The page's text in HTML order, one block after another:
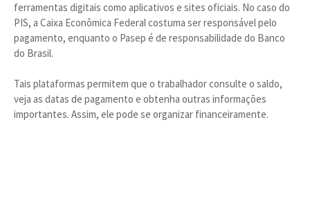
ferramentas digitais como aplicativos e sites oficiais. No caso do
PIS, a Caixa Econômica Federal costuma ser responsável pelo
pagamento, enquanto o Pasep é de responsabilidade do Banco
do Brasil.
Tais plataformas permitem que o trabalhador consulte o saldo,
veja as datas de pagamento e obtenha outras informações
importantes. Assim, ele pode se organizar financeiramente.